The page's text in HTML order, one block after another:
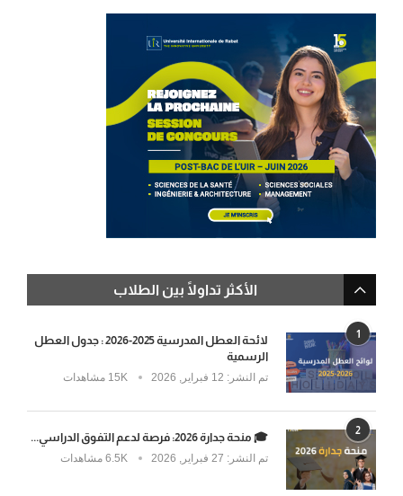
الأكثر تداولًا بين الطلاب
1
لائحة العطل المدرسية 2025-2026 : جدول العطل
الرسمية
تم النشر: 15K مشاهدات
2 🎓 منحة جدارة 2026: فرصة لدعم التفوق الدراسي...
تم النشر: 6.5K مشاهدات